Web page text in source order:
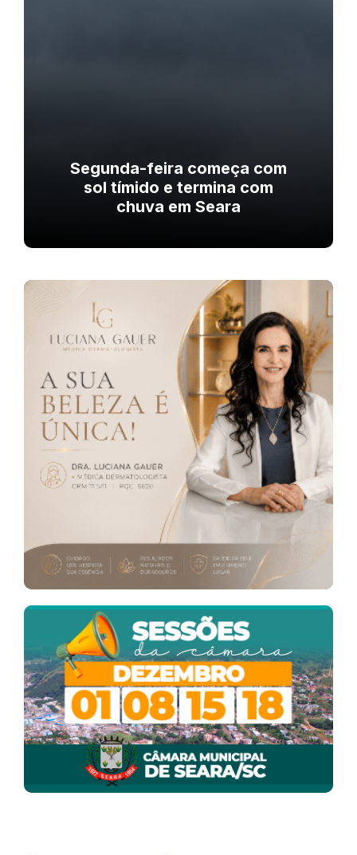
Segunda-feira começa com
sol tímido e termina com
chuva em Seara